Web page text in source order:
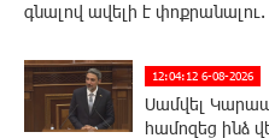
գնալով ավելի է
12:04:12 6-08-2026
Սամվել
համոզեց ինձ